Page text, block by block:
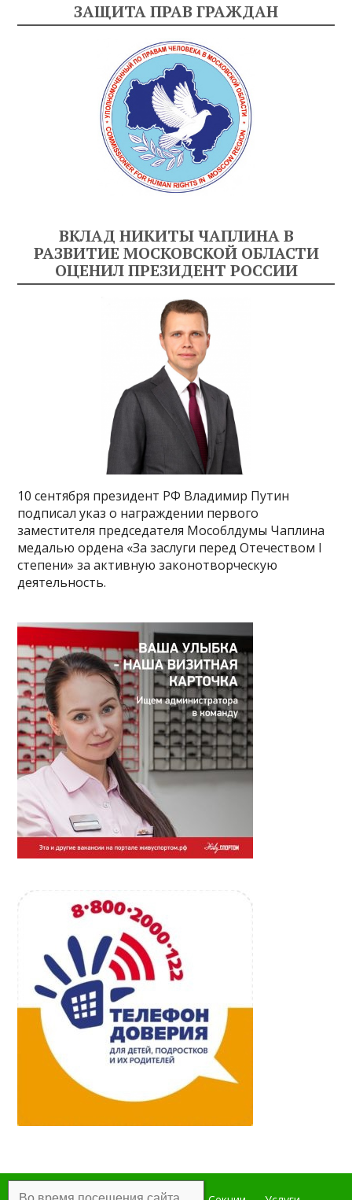
ЗАЩИТА ПРАВ ГРАЖДАН
ВКЛАД НИКИТЫ ЧАПЛИНА В
РАЗВИТИЕ МОСКОВСКОЙ ОБЛАСТИ
ОЦЕНИЛ ПРЕЗИДЕНТ РОССИИ
10 сентября президент РФ Владимир Путин
подписал указ о награждении первого
заместителя председателя Мособлдумы Чаплина
медалью ордена «За заслуги перед Отечеством I
степени» за активную законотворческую
деятельность.